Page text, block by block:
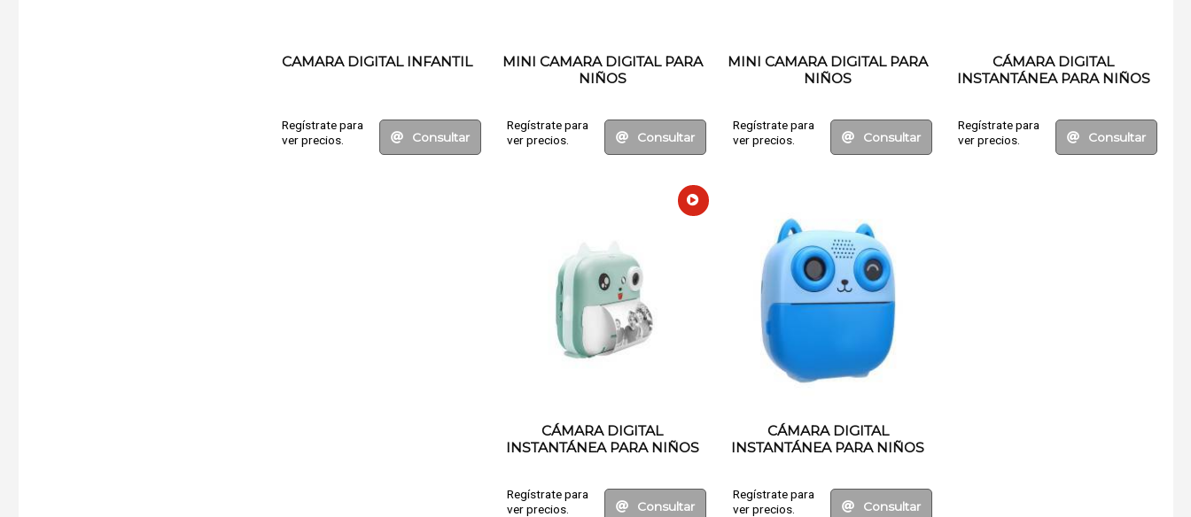
CAMARA DIGITAL INFANTIL
Regístrate para
ver precios.
Consultar
MINI CAMARA DIGITAL PARA
NIÑOS
Regístrate para
ver precios.
Consultar
MINI CAMARA DIGITAL PARA
NIÑOS
Regístrate para
ver precios.
Consultar
CÁMARA DIGITAL
INSTANTÁNEA PARA NIÑOS
Regístrate para
ver precios.
Consultar
CÁMARA DIGITAL
INSTANTÁNEA PARA NIÑOS
Regístrate para
ver precios.
Consultar
CÁMARA DIGITAL
INSTANTÁNEA PARA NIÑOS
Regístrate para
ver precios.
Consultar